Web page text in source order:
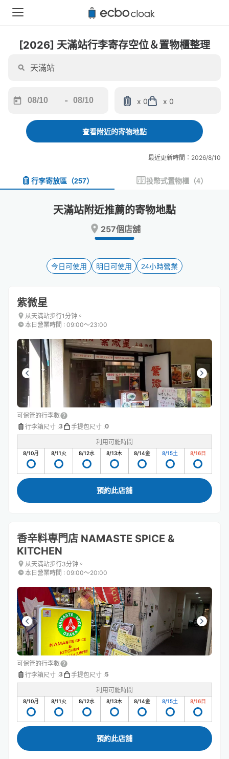
[2026] 天滿站行李寄存空位＆置物櫃整理
forward
interact
and
the
keyboard
shortcuts
for
changing
dates.
-
backward
interact
and
a
date.
Press
key
to
shortcuts
for
changing
dates.
x 0 x 0
查看附近的寄物地點
最近更新時間：2026/8/10
行李寄放區 （257） 投幣式置物櫃 （4）
天滿站附近推薦的寄物地點
257個店舖
今日可使用 明日可使用 24小時營業
紫微星
从天満站步行1分钟。
本日營業時間 : 09:00〜23:00
可保管的行李數
行李箱尺寸 :3 手提包尺寸 :0
利用可能時間
8/10月 8/11火 8/12水 8/13木 8/14金 8/15土 8/16日
預約此店舖
香辛料専門店 NAMASTE SPICE &
KITCHEN
从天満站步行3分钟。
本日營業時間 : 09:00〜20:00
可保管的行李數
行李箱尺寸 :3 手提包尺寸 :5
利用可能時間
8/10月 8/11火 8/12水 8/13木 8/14金 8/15土 8/16日
預約此店舖